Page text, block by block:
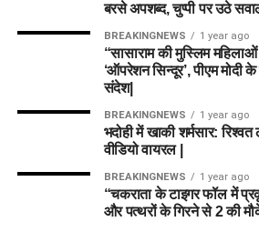
बरसे अपशब्द, चुप्पी पर उठे
BREAKINGNEWS 1 year ago
“सासाराम की मुस्लिम
‘ऑपरेशन सिन्दूर’, पीएम मोदी
संदेश|
BREAKINGNEWS 1 year ago
भदोही में खाकी शर्मसार:
वीडियो वायरल |
BREAKINGNEWS 1 year ago
“चकराता के टाइगर फॉल में
और पत्थरों के गिरने से 2 की